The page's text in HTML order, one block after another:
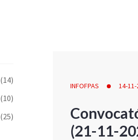
INFOFPAS 14-
(21-11-
(14)
(10)
(25)